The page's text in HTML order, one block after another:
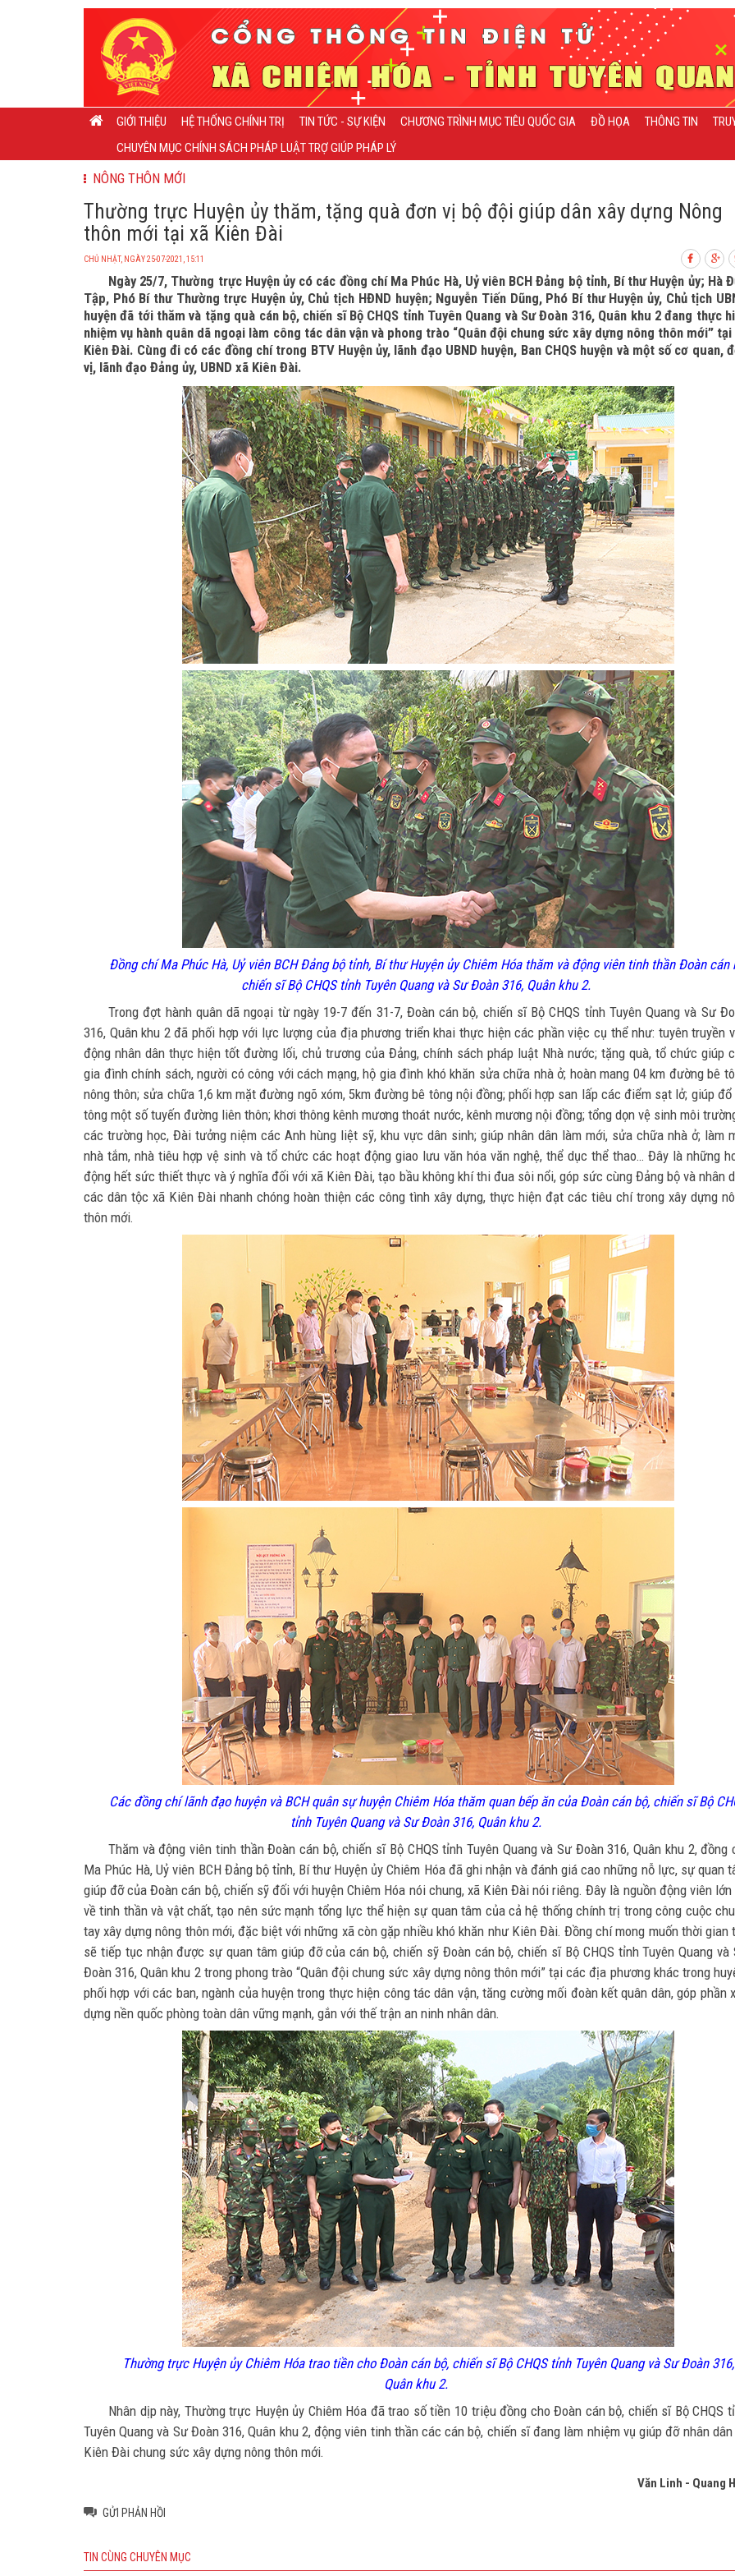
GIỚI THIỆU HỆ THỐNG CHÍNH TRỊ TIN TỨC - SỰ KIỆN CHƯƠNG TRÌNH MỤC TIÊU QUỐC GIA ĐỒ HỌA THÔNG TIN
CHUYÊN MỤC CHÍNH SÁCH PHÁP LUẬT TRỢ GIÚP PHÁP LÝ
NÔNG THÔN MỚI
Thường trực Huyện ủy thăm, tặng quà đơn vị bộ đội giúp dân xây dựng Nông
thôn mới tại xã Kiên Đài
CHỦ NHẬT, NGÀY 25-07-2021, 15:11
Ngày 25/7, Thường trực Huyện ủy có các đồng chí Ma Phúc Hà, Uỷ viên BCH Đảng bộ tỉnh, Bí thư Huyện ủy; Hà
Tập, Phó Bí thư Thường trực Huyện ủy, Chủ tịch HĐND huyện; Nguyễn Tiến Dũng, Phó Bí thư Huyện ủy, Chủ tịch
huyện đã tới thăm và tặng quà cán bộ, chiến sĩ Bộ CHQS tỉnh Tuyên Quang và Sư Đoàn 316, Quân khu 2 đang thực
nhiệm vụ hành quân dã ngoại làm công tác dân vận và phong trào “Quân đội chung sức xây dựng nông thôn mới” tại
Kiên Đài. Cùng đi có các đồng chí trong BTV Huyện ủy, lãnh đạo UBND huyện, Ban CHQS huyện và một số cơ quan,
vị, lãnh đạo Đảng ủy, UBND xã Kiên Đài.
Đồng chí Ma Phúc Hà, Uỷ viên BCH Đảng bộ tỉnh, Bí thư Huyện ủy Chiêm Hóa thăm và động viên tinh thần Đoàn cán
chiến sĩ Bộ CHQS tỉnh Tuyên Quang và Sư Đoàn 316, Quân khu 2.
Trong đợt hành quân dã ngoại từ ngày 19-7 đến 31-7, Đoàn cán bộ, chiến sĩ Bộ CHQS tỉnh Tuyên Quang và Sư
316, Quân khu 2 đã phối hợp với lực lượng của địa phương triển khai thực hiện các phần việc cụ thể như: tuyên truyền
động nhân dân thực hiện tốt đường lối, chủ trương của Đảng, chính sách pháp luật Nhà nước; tặng quà, tổ chức giúp
gia đình chính sách, người có công với cách mạng, hộ gia đình khó khăn sửa chữa nhà ở; hoàn mang 04 km đường bê
nông thôn; sửa chữa 1,6 km mặt đường ngõ xóm, 5km đường bê tông nội đồng; phối hợp san lấp các điểm sạt lở; giúp đổ
tông một số tuyến đường liên thôn; khơi thông kênh mương thoát nước, kênh mương nội đồng; tổng dọn vệ sinh môi
các trường học, Đài tưởng niệm các Anh hùng liệt sỹ, khu vực dân sinh; giúp nhân dân làm mới, sửa chữa nhà ở; làm
nhà tắm, nhà tiêu hợp vệ sinh và tổ chức các hoạt động giao lưu văn hóa văn nghệ, thể dục thể thao… Đây là những
động hết sức thiết thực và ý nghĩa đối với xã Kiên Đài, tạo bầu không khí thi đua sôi nổi, góp sức cùng Đảng bộ và nhân
các dân tộc xã Kiên Đài nhanh chóng hoàn thiện các công tình xây dựng, thực hiện đạt các tiêu chí trong xây dựng
thôn mới.
Các đồng chí lãnh đạo huyện và BCH quân sự huyện Chiêm Hóa thăm quan bếp ăn của Đoàn cán bộ, chiến sĩ Bộ
tỉnh Tuyên Quang và Sư Đoàn 316, Quân khu 2.
Thăm và động viên tinh thần Đoàn cán bộ, chiến sĩ Bộ CHQS tỉnh Tuyên Quang và Sư Đoàn 316, Quân khu 2, đồng
Ma Phúc Hà, Uỷ viên BCH Đảng bộ tỉnh, Bí thư Huyện ủy Chiêm Hóa đã ghi nhận và đánh giá cao những nỗ lực, sự quan
giúp đỡ của Đoàn cán bộ, chiến sỹ đối với huyện Chiêm Hóa nói chung, xã Kiên Đài nói riêng. Đây là nguồn động viên lớn
về tinh thần và vật chất, tạo nên sức mạnh tổng lực thể hiện sự quan tâm của cả hệ thống chính trị trong công cuộc
tay xây dựng nông thôn mới, đặc biệt với những xã còn gặp nhiều khó khăn như Kiên Đài. Đồng chí mong muốn thời gian
sẽ tiếp tục nhận được sự quan tâm giúp đỡ của cán bộ, chiến sỹ Đoàn cán bộ, chiến sĩ Bộ CHQS tỉnh Tuyên Quang và
Đoàn 316, Quân khu 2 trong phong trào “Quân đội chung sức xây dựng nông thôn mới” tại các địa phương khác trong
phối hợp với các ban, ngành của huyện trong thực hiện công tác dân vận, tăng cường mối đoàn kết quân dân, góp phần
dựng nền quốc phòng toàn dân vững mạnh, gắn với thế trận an ninh nhân dân.
Thường trực Huyện ủy Chiêm Hóa trao tiền cho Đoàn cán bộ, chiến sĩ Bộ CHQS tỉnh Tuyên Quang và Sư Đoàn 316,
Quân khu 2.
Nhân dịp này, Thường trực Huyện ủy Chiêm Hóa đã trao số tiền 10 triệu đồng cho Đoàn cán bộ, chiến sĩ Bộ CHQS
Tuyên Quang và Sư Đoàn 316, Quân khu 2, động viên tinh thần các cán bộ, chiến sĩ đang làm nhiệm vụ giúp đỡ nhân dân
Kiên Đài chung sức xây dựng nông thôn mới.
Văn Linh - Quang
GỬI PHẢN HỒI
TIN CÙNG CHUYÊN MỤC